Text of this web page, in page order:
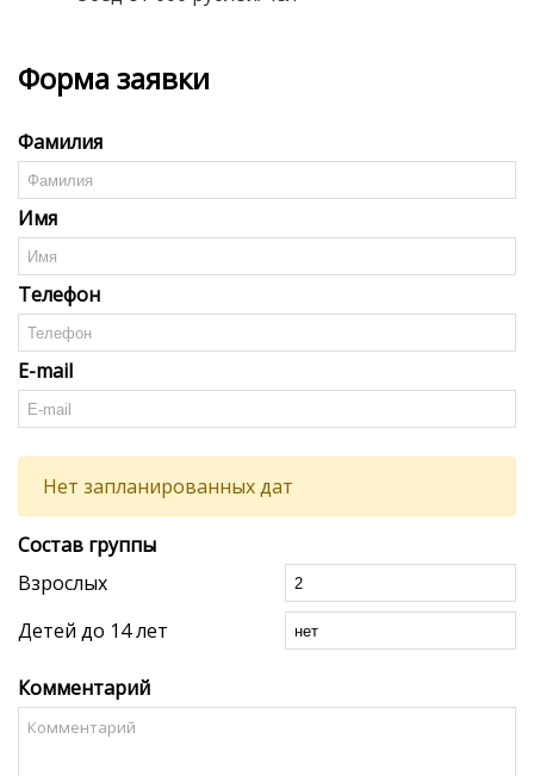
Форма заявки
Фамилия
Имя
Телефон
E-mail
Нет запланированных дат
Состав группы
Взрослых
Детей до 14 лет
Комментарий